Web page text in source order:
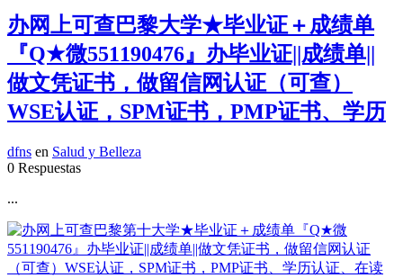
办网上可查巴黎大学★毕业证＋成绩单
『Q★微551190476』办毕业证||成绩单||
做文凭证书，做留信网认证（可查）
WSE认证，SPM证书，PMP证书、学历
dfns en Salud y Belleza
0 Respuestas
...